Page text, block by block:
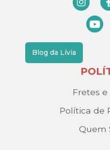
Blog da Lívia
Fretes
Política de
Quem